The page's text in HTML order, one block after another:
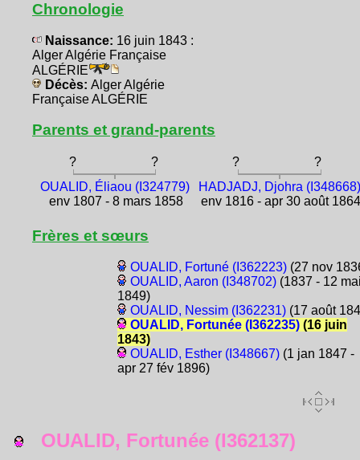
Chronologie
Naissance: 16 juin 1843 :
Alger Algérie Française
ALGÉRIE
Décès: Alger Algérie
Française ALGÉRIE
Parents et grand-parents
? ? ?
?
OUALID, Éliaou (I324779)
env 1807 - 8 mars 1858
HADJADJ, Djohra (I348668)
env 1816 - apr 30 août
Frères et sœurs
OUALID, Fortuné (I362223)(27 nov
OUALID, Aaron (I348702)(1837 - 12
1849)
OUALID, Nessim (I362231)(17 août
OUALID, Fortunée (I362235)(16 juin
1843)
OUALID, Esther (I348667)(1 jan 1847 -
apr 27 fév 1896)
OUALID, Fortunée (I362137)